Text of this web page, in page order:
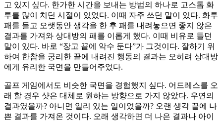
고 있지 싶다. 한가한 시간을 보내는 방법의 하나로 고스톱 화
투를 많이 치던 시절이 있었다. 이때 자주 쓰던 말이 있다. 화투
패를 들고 오랫동안 생각을 한 후 패를 내려놓으면 좋지 않은
결과를 가져와 상대방의 패를 이롭게 했다. 이때 비유로 들던
말이 있다. 바로 “장고 끝에 악수 둔다”가 그것이다. 잘하기 위
하여 한참을 궁리한 끝에 내려진 행동의 결과는 오히려 상대방
에게 유리한 국면을 만들어주었다.
골프 게임에서도 비슷한 국면을 경험했지 싶다. 어드레스를 오
래 할 경우 샷은 대체로 원하는 방향으로 가지 않았다. 우연의
결과였을까? 아니면 일리 있는 일이었을까? 오랜 생각 끝에 나
쁜 결과를 가져온 것이다. 오래 생각하면 더 나은 결과나 아이